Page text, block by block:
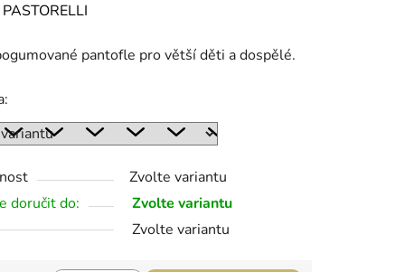
PASTORELLI
pantofle pro větší děti a dospělé.
Zvolte variantu
doručit do:
Zvolte variantu
Zvolte variantu